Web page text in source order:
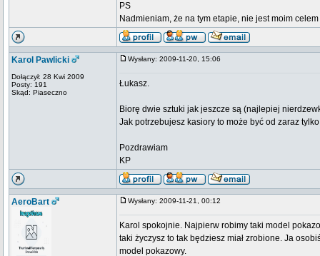
PS
Nadmieniam, że na tym etapie, nie jest moim
Karol Pawlicki
Dołączył: 28 Kwi 2009
Posty: 191
Skąd: Piaseczno
Wysłany: 2009-11-20, 15:06
Łukasz.
Biorę dwie sztuki jak jeszcze są (najlepiej
Jak potrzebujesz kasiory to może być od zaraz
Pozdrawiam
KP
AeroBart Wysłany: 2009-11-21, 00:12
Karol spokojnie. Najpierw robimy taki model
taki życzysz to tak będziesz miał zrobione. Ja
model pokazowy.